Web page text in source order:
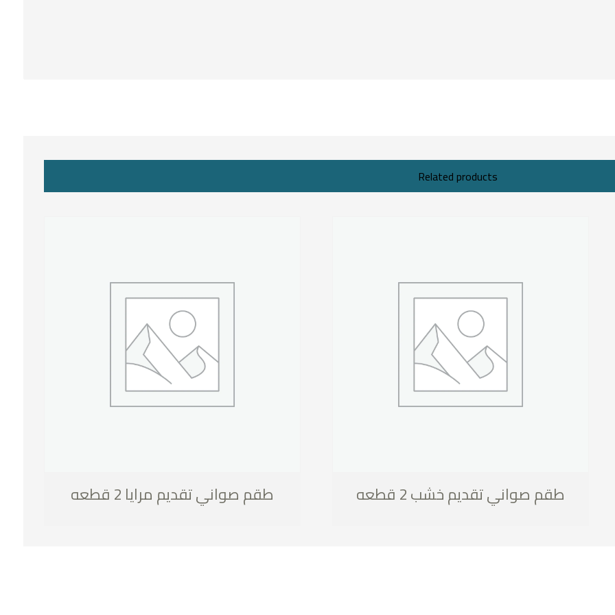
Related products
طقم صواني تقديم مرايا 2 قطعه طقم صواني تقديم خشب 2 قطعه